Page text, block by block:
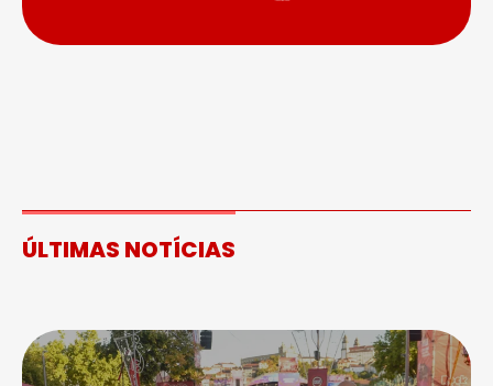
ÚLTIMAS NOTÍCIAS